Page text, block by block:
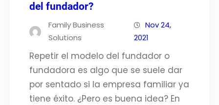
del fundador?
Family Business
Solutions
Nov 24,
2021
Repetir el modelo del fundador o
fundadora es algo que se suele dar
por sentado si la empresa familiar ya
tiene éxito. ¿Pero es buena idea? En